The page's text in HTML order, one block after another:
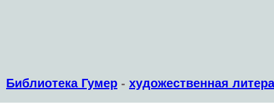
Библиотека Гумер - художественная